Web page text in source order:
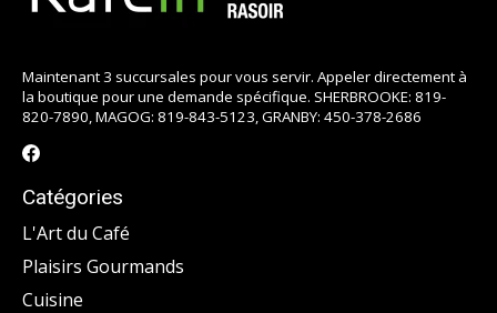
Maintenant 3 succursales pour vous servir. Appeler directement à
la boutique pour une demande spécifique. SHERBROOKE: 819-
820-7890, MAGOG: 819-843-5123, GRANBY: 450-378-2686
Catégories
L'Art du Café
Plaisirs Gourmands
Cuisine